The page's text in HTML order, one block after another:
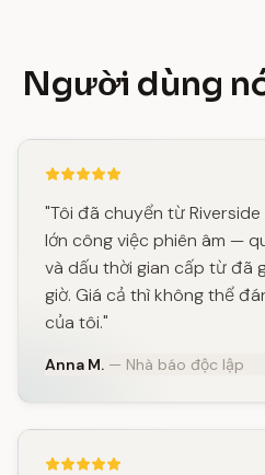
Người dùng
"Tôi đã chuyển từ
lớn công việc phiên âm —
và dấu thời gian cấp từ đã
giờ. Giá cả thì không thể
của tôi."
Anna M. — Nhà báo độc lập